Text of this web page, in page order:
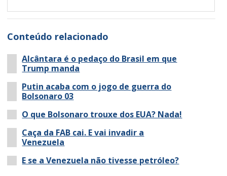
Conteúdo relacionado
Alcântara é o pedaço do Brasil em que
Trump manda
Putin acaba com o jogo de guerra do
Bolsonaro 03
O que Bolsonaro trouxe dos EUA? Nada!
Caça da FAB cai. E vai invadir a
Venezuela
E se a Venezuela não tivesse petróleo?